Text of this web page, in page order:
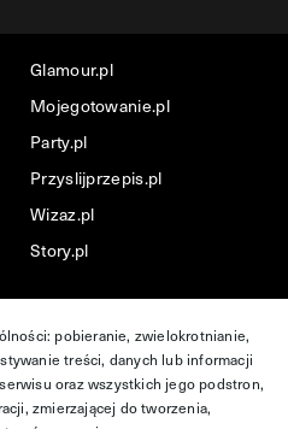
Glamour.pl
Mojegotowanie.pl
Party.pl
Przyslijprzepis.pl
Wizaz.pl
Story.pl
pobieranie, zwielokrotnianie,
treści, danych lub informacji
oraz wszystkich jego podstron,
zmierzającej do tworzenia,